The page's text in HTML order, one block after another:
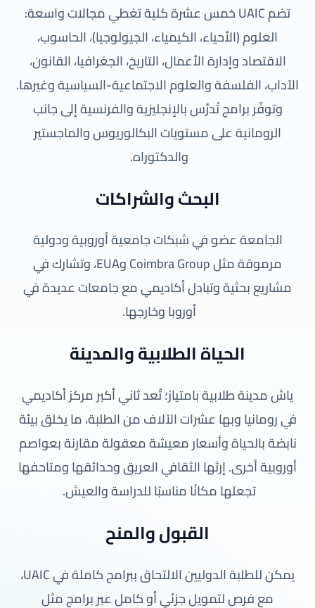
تضم UAIC خمس عشرة كلية تغطي مجالات واسعة:
العلوم (الأحياء، الكيمياء، الجيولوجيا)، الحاسوب،
الاقتصاد وإدارة الأعمال، التاريخ، الجغرافيا، القانون،
الآداب، الفلسفة والعلوم الاجتماعية-السياسية وغيرها.
وتوفّر برامج تُدرَّس بالإنجليزية والفرنسية إلى جانب
الرومانية على مستويات البكالوريوس والماجستير
والدكتوراه.
البحث والشراكات
الجامعة عضو في شبكات جامعية أوروبية ودولية
مرموقة مثل Coimbra Group وEUA، وتشارك في
مشاريع بحثية وتبادل أكاديمي مع جامعات عديدة في
أوروبا وخارجها.
الحياة الطلابية والمدينة
ياش مدينة طلابية بامتياز؛ تُعد ثاني أكبر مركز أكاديمي
في رومانيا وبها عشرات الآلاف من الطلبة، ما يخلق بيئة
نابضة بالحياة وأسعار معيشة معقولة مقارنة بعواصم
أوروبية أخرى. إرثها الثقافي العريق وحدائقها ومتاحفها
تجعلها مكانًا مناسبًا للدراسة والعيش.
القبول والمنح
يمكن للطلبة الدوليين الالتحاق ببرامج كاملة في UAIC،
مع فرص لتمويل جزئي أو كامل عبر برامج مثل